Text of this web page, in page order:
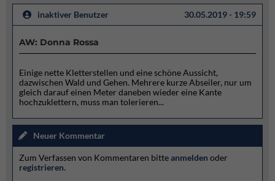
inaktiver Benutzer 30.05.2019 - 19:59
AW: Donna Rossa
Einige nette Kletterstellen und eine schöne Aussicht,
dazwischen Wald und Gehen. Mehrere kurze Abseiler, nur um
gleich darauf einen Meter daneben wieder eine Kante
hochzuklettern, muss man tolerieren...
Neuer Kommentar
Zum Verfassen von Kommentaren bitteanmelden oder
registrieren.